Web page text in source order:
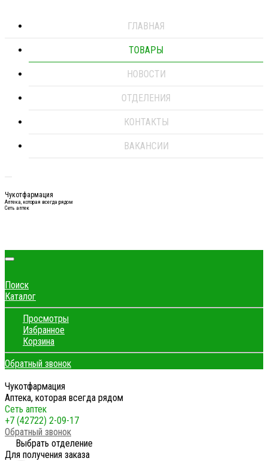
ГЛАВНАЯ
ТОВАРЫ
НОВОСТИ
ОТДЕЛЕНИЯ
КОНТАКТЫ
ВАКАНСИИ
Чукотфармация
Аптека, которая всегда рядом
Сеть аптек
Поиск
Каталог
Просмотры
Избранное
Корзина
Обратный звонок
Чукотфармация
Аптека, которая всегда рядом
Сеть аптек
+7 (42722) 2-09-17
Обратный звонок
Выбрать отделение
Для получения заказа